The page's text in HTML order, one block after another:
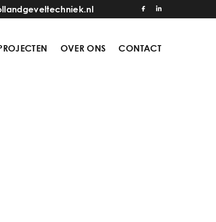
PROJECTEN OVER ONS CONTACT